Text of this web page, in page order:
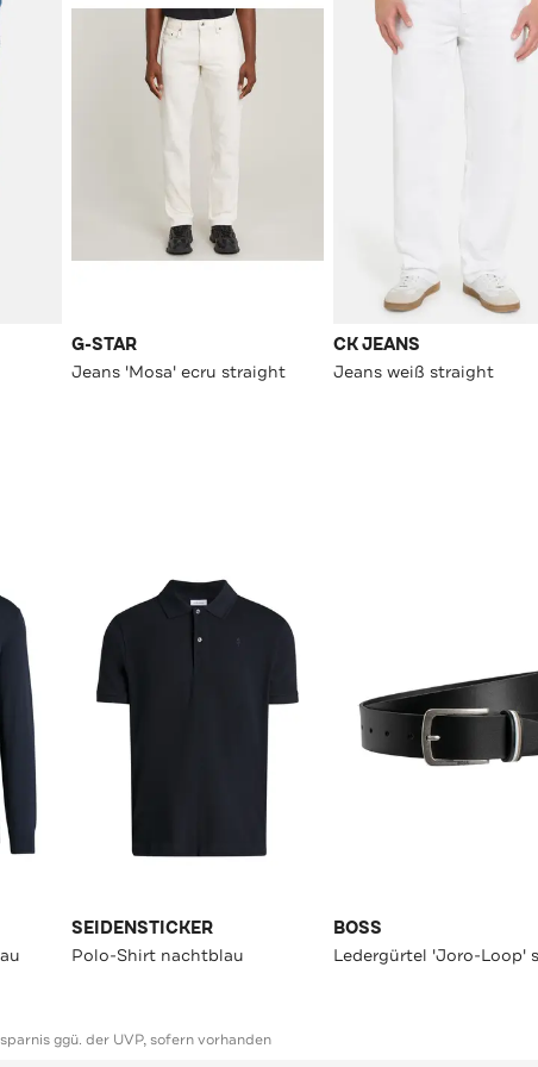
G-STAR
Jeans 'Mosa' ecru straight
CK JEANS
Jeans weiß straight
SEIDENSTICKER
Polo-Shirt nachtblau
BOSS
ggü. der UVP, sofern vorhanden